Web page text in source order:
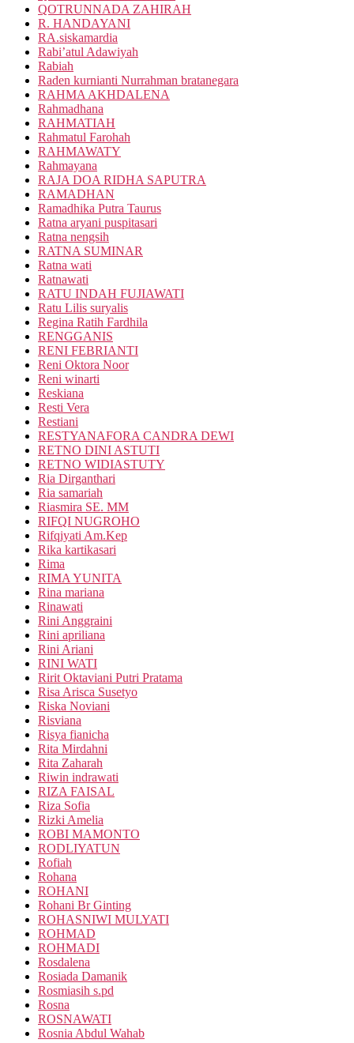
QOTRUNNADA ZAHIRAH
R. HANDAYANI
RA.siskamardia
Rabi’atul Adawiyah
Rabiah
Raden kurnianti Nurrahman bratanegara
RAHMA AKHDALENA
Rahmadhana
RAHMATIAH
Rahmatul Farohah
RAHMAWATY
Rahmayana
RAJA DOA RIDHA SAPUTRA
RAMADHAN
Ramadhika Putra Taurus
Ratna aryani puspitasari
Ratna nengsih
RATNA SUMINAR
Ratna wati
Ratnawati
RATU INDAH FUJIAWATI
Ratu Lilis suryalis
Regina Ratih Fardhila
RENGGANIS
RENI FEBRIANTI
Reni Oktora Noor
Reni winarti
Reskiana
Resti Vera
Restiani
RESTYANAFORA CANDRA DEWI
RETNO DINI ASTUTI
RETNO WIDIASTUTY
Ria Dirganthari
Ria samariah
Riasmira SE. MM
RIFQI NUGROHO
Rifqiyati Am.Kep
Rika kartikasari
Rima
RIMA YUNITA
Rina mariana
Rinawati
Rini Anggraini
Rini apriliana
Rini Ariani
RINI WATI
Ririt Oktaviani Putri Pratama
Risa Arisca Susetyo
Riska Noviani
Risviana
Risya fianicha
Rita Mirdahni
Rita Zaharah
Riwin indrawati
RIZA FAISAL
Riza Sofia
Rizki Amelia
ROBI MAMONTO
RODLIYATUN
Rofiah
Rohana
ROHANI
Rohani Br Ginting
ROHASNIWI MULYATI
ROHMAD
ROHMADI
Rosdalena
Rosiada Damanik
Rosmiasih s.pd
Rosna
ROSNAWATI
Rosnia Abdul Wahab